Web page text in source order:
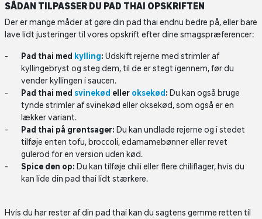
SÅDAN TILPASSER DU PAD THAI OPSKRIFTEN
Der er mange måder at gøre din pad thai endnu bedre på, eller bare
lave lidt justeringer til vores opskrift efter dine smagspræferencer:
Pad thai med kylling: Udskift rejerne med strimler af
kyllingebryst og steg dem, til de er stegt igennem, før du
vender kyllingen i saucen.
Pad thai med svinekød eller oksekød : Du kan også bruge
tynde strimler af svinekød eller oksekød, som også er en
lækker variant.
Pad thai på grøntsager: Du kan undlade rejerne og i stedet
tilføje enten tofu, broccoli, edamamebønner eller revet
gulerod for en version uden kød.
Spice den op: Du kan tilføje chili eller flere chiliflager, hvis du
kan lide din pad thai lidt stærkere.
Hvis du har rester af din pad thai kan du sagtens gemme retten til